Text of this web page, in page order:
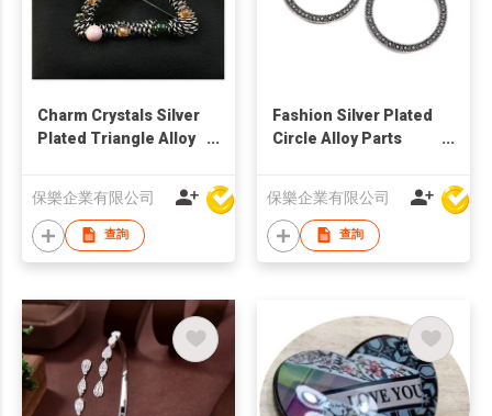
Charm Crystals Silver
Plated Triangle Alloy
保樂企業有限公司
查詢
Fashion Silver Plated
Circle Alloy Parts
保樂企業有限公司
查詢